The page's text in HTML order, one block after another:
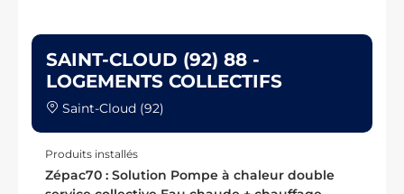
SAINT-CLOUD (92) 88 -
LOGEMENTS COLLECTIFS
Saint-Cloud (92)
Produits installés
Zépac70 : Solution Pompe à chaleur double